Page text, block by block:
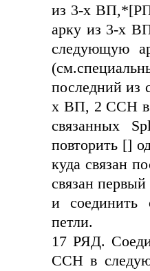
из 3-х
арку из 3-х
следующую
последний из
х ВП, 2 ССН в
связанных
повторить []
куда связан
связан
и соединить
петли.
17 РЯД.
ССН в